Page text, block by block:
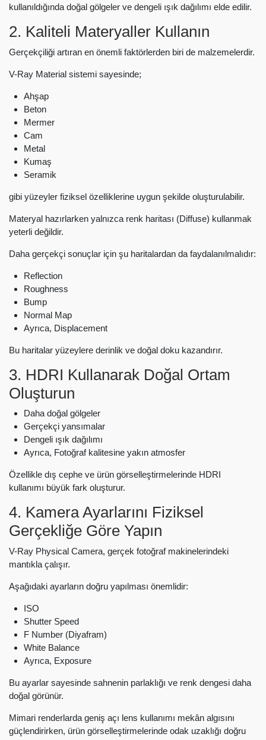
kullanıldığında doğal gölgeler ve dengeli ışık dağılımı elde edilir.
2. Kaliteli Materyaller Kullanın
Gerçekçiliği artıran en önemli faktörlerden biri de malzemelerdir.
V-Ray Material sistemi sayesinde;
Ahşap
Beton
Mermer
Cam
Metal
Kumaş
Seramik
gibi yüzeyler fiziksel özelliklerine uygun şekilde oluşturulabilir.
Materyal hazırlarken yalnızca renk haritası (Diffuse) kullanmak
yeterli değildir.
Daha gerçekçi sonuçlar için şu haritalardan da faydalanılmalıdır:
Reflection
Roughness
Bump
Normal Map
Ayrıca, Displacement
Bu haritalar yüzeylere derinlik ve doğal doku kazandırır.
3. HDRI Kullanarak Doğal Ortam
Oluşturun
Daha doğal gölgeler
Gerçekçi yansımalar
Dengeli ışık dağılımı
Ayrıca, Fotoğraf kalitesine yakın atmosfer
Özellikle dış cephe ve ürün görselleştirmelerinde HDRI
kullanımı büyük fark oluşturur.
4. Kamera Ayarlarını Fiziksel
Gerçekliğe Göre Yapın
V-Ray Physical Camera, gerçek fotoğraf makinelerindeki
mantıkla çalışır.
Aşağıdaki ayarların doğru yapılması önemlidir:
ISO
Shutter Speed
F Number (Diyafram)
White Balance
Ayrıca, Exposure
Bu ayarlar sayesinde sahnenin parlaklığı ve renk dengesi daha
doğal görünür.
Mimari renderlarda geniş açı lens kullanımı mekân algısını
güçlendirirken, ürün görselleştirmelerinde odak uzaklığı doğru